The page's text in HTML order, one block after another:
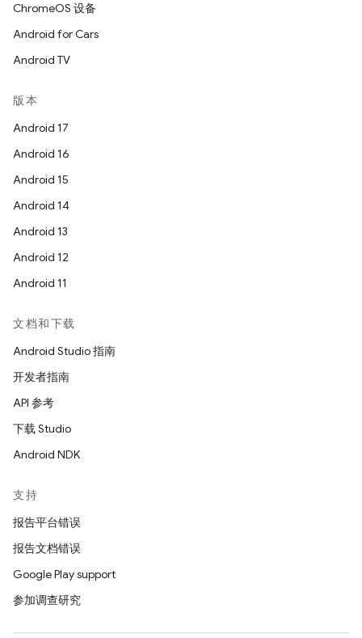
ChromeOS 设备
Android for Cars
Android TV
版本
Android 17
Android 16
Android 15
Android 14
Android 13
Android 12
Android 11
文档和下载
Android Studio 指南
开发者指南
API 参考
下载 Studio
Android NDK
支持
报告平台错误
报告文档错误
Google Play support
参加调查研究